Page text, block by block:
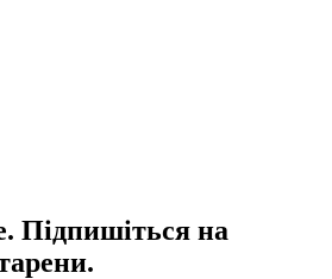
Підпишіться на